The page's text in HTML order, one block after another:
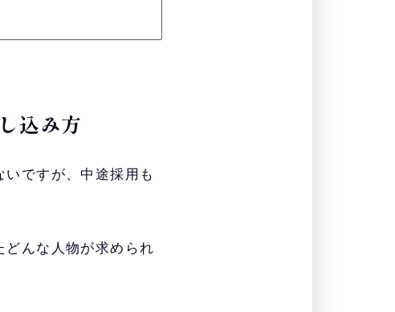
込み方
ですが、中途採用も
どんな人物が求められ